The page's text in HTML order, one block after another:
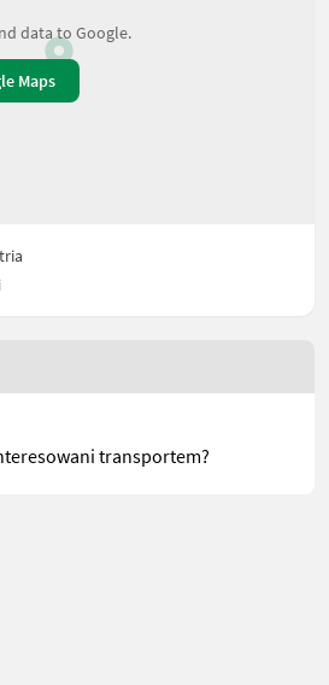
data to Google.
Maps
transportem?